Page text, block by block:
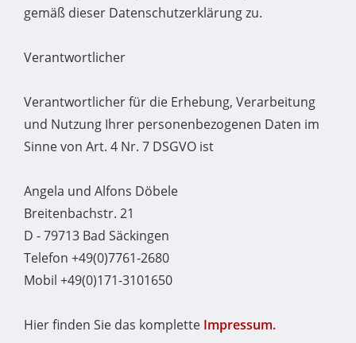
gemäß dieser Datenschutzerklärung zu.
Verantwortlicher
Verantwortlicher für die Erhebung, Verarbeitung
und Nutzung Ihrer personenbezogenen Daten im
Sinne von Art. 4 Nr. 7 DSGVO ist
Angela und Alfons Döbele
Breitenbachstr. 21
D - 79713 Bad Säckingen
Telefon +49(0)7761-2680
Mobil +49(0)171-3101650
Hier finden Sie das komplette Impressum.